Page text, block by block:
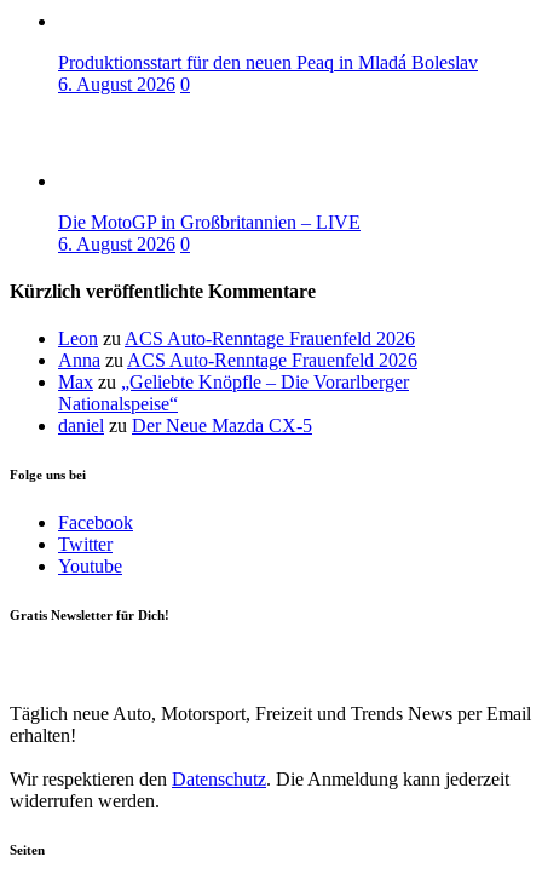
Produktionsstart für den neuen Peaq in Mladá Boleslav
6. August 2026 0
Die MotoGP in Großbritannien – LIVE
6. August 2026 0
Kürzlich veröffentlichte Kommentare
Leon zuACS Auto-Renntage Frauenfeld 2026
Anna zuACS Auto-Renntage Frauenfeld 2026
Max zu „Geliebte Knöpfle – Die Vorarlberger
Nationalspeise“
daniel zu Der Neue Mazda CX-5
Folge uns bei
Facebook
Twitter
Youtube
Gratis Newsletter für Dich!
Täglich neue Auto, Motorsport, Freizeit und Trends News per Email
erhalten!
Wir respektieren den Datenschutz. Die Anmeldung kann jederzeit
widerrufen werden.
Seiten